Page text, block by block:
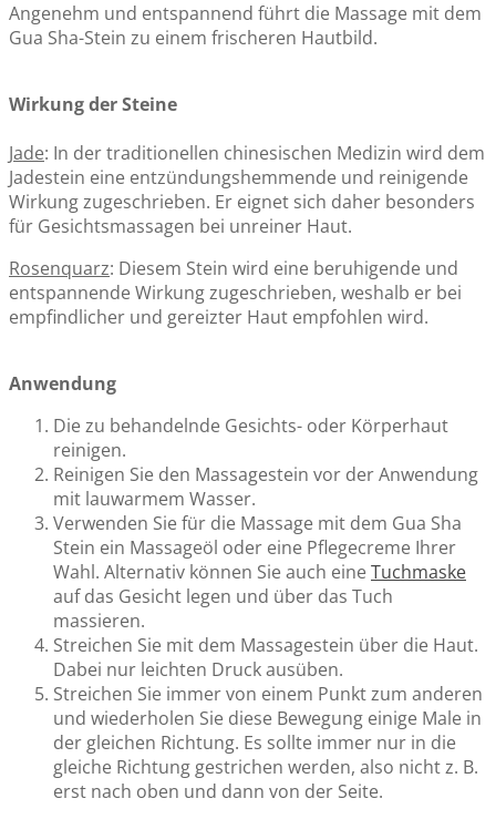
Angenehm und entspannend führt die Massage mit dem
Gua Sha-Stein zu einem frischeren Hautbild.
Wirkung der Steine
Jade: In der traditionellen chinesischen Medizin wird dem
Jadestein eine entzündungshemmende und reinigende
Wirkung zugeschrieben. Er eignet sich daher besonders
für Gesichtsmassagen bei unreiner Haut.
Rosenquarz: Diesem Stein wird eine beruhigende und
entspannende Wirkung zugeschrieben, weshalb er bei
empfindlicher und gereizter Haut empfohlen wird.
Anwendung
Die zu behandelnde Gesichts- oder Körperhaut
reinigen.
Reinigen Sie den Massagestein vor der Anwendung
mit lauwarmem Wasser.
Verwenden Sie für die Massage mit dem Gua Sha
Stein ein Massageöl oder eine Pflegecreme Ihrer
Wahl. Alternativ können Sie auch eineTuchmaske
auf das Gesicht legen und über das Tuch
massieren.
Streichen Sie mit dem Massagestein über die Haut.
Dabei nur leichten Druck ausüben.
Streichen Sie immer von einem Punkt zum anderen
und wiederholen Sie diese Bewegung einige Male in
der gleichen Richtung. Es sollte immer nur in die
gleiche Richtung gestrichen werden, also nicht z. B.
erst nach oben und dann von der Seite.